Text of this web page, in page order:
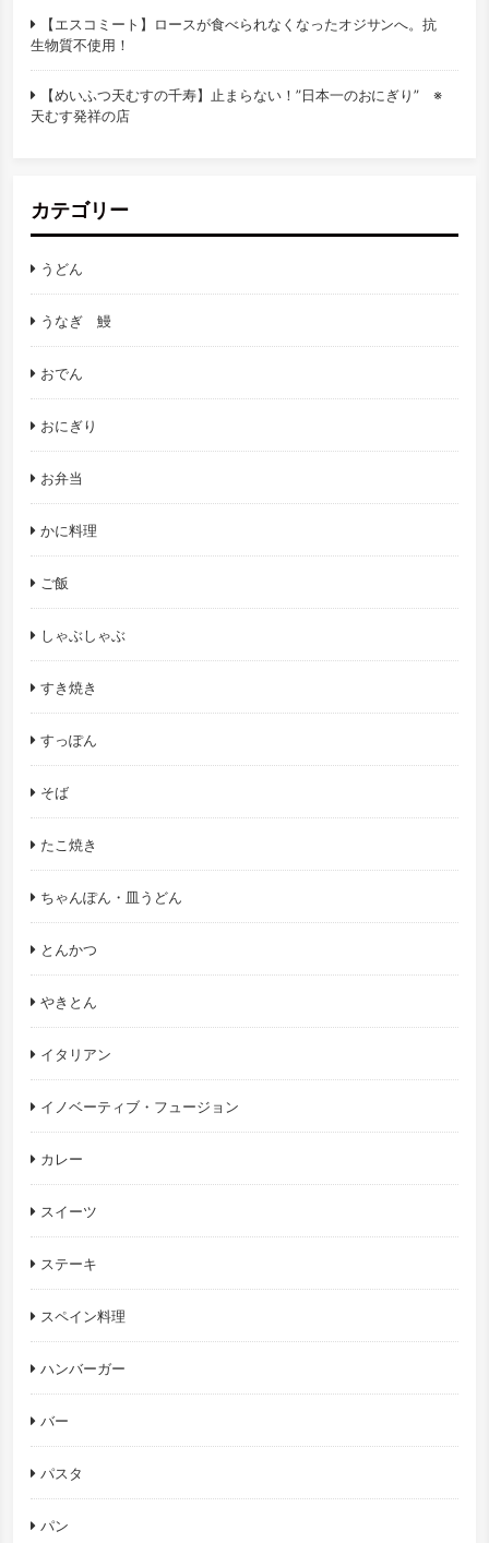
【エスコミート】ロースが食べられなくなったオジサンへ。抗
生物質不使用！
【めいふつ天むすの千寿】止まらない！”日本一のおにぎり” ※
天むす発祥の店
カテゴリー
うどん
うなぎ 鰻
おでん
おにぎり
お弁当
かに料理
ご飯
しゃぶしゃぶ
すき焼き
すっぽん
そば
たこ焼き
ちゃんぽん・皿うどん
とんかつ
やきとん
イタリアン
イノベーティブ・フュージョン
カレー
スイーツ
ステーキ
スペイン料理
ハンバーガー
バー
パスタ
パン